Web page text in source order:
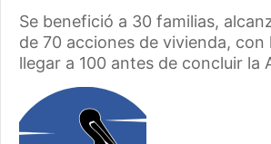
Se benefició a 30 familias,
de 70 acciones de vivienda, con
llegar a 100 antes de concluir la